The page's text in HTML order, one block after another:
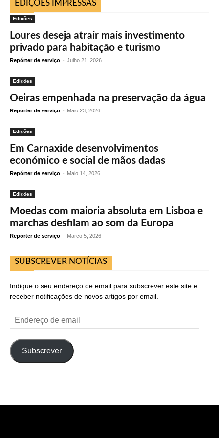
EDIÇÕES IMPRESSAS
Edições
Loures deseja atrair mais investimento
privado para habitação e turismo
Repórter de serviço - Julho 21, 2026
Edições
Oeiras empenhada na preservação da água
Repórter de serviço - Maio 23, 2026
Edições
Em Carnaxide desenvolvimentos
económico e social de mãos dadas
Repórter de serviço - Maio 14, 2026
Edições
Moedas com maioria absoluta em Lisboa e
marchas desfilam ao som da Europa
Repórter de serviço - Março 5, 2026
SUBSCREVER NOTÍCIAS
Indique o seu endereço de email para subscrever este site e
receber notificações de novos artigos por email.
Endereço
de
Subscrever